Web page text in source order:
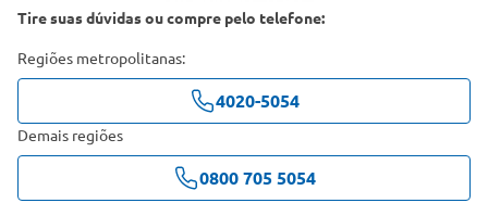
Tire suas dúvidas ou compre pelo telefone:
Regiões metropolitanas:
4020-5054
Demais regiões
0800 705 5054